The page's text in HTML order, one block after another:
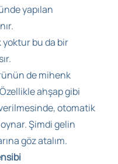
yapılan
bu da bir
de mihenk
ahşap gibi
otomatik
Şimdi gelin
göz atalım.